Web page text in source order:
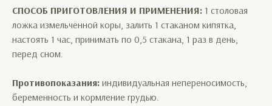
СПОСОБ ПРИГОТОВЛЕНИЯ И ПРИМЕНЕНИЯ: 1 столовая
ложка измельчённой коры, залить 1 стаканом кипятка,
настоять 1 час, принимать по 0,5 стакана, 1 раз в день,
перед сном.
Противопоказания: индивидуальная непереносимость,
беременность и кормление грудью.